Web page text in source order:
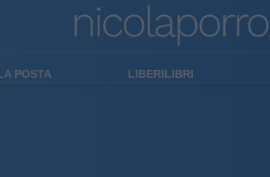
POSTA LIBERILIBRI